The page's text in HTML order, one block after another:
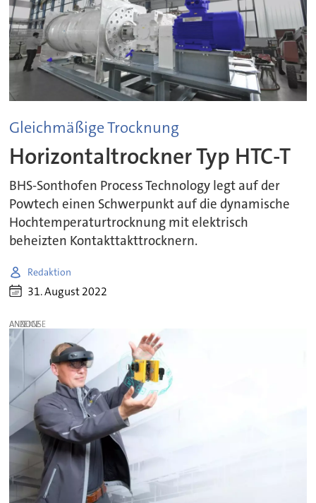
Gleichmäßige Trocknung
Horizontaltrockner Typ HTC-T
BHS-Sonthofen Process Technology legt auf der
Powtech einen Schwerpunkt auf die dynamische
Hochtemperaturtrocknung mit elektrisch
beheizten Kontakttakttrocknern.
Redaktion
31. August 2022
ANZEIGE